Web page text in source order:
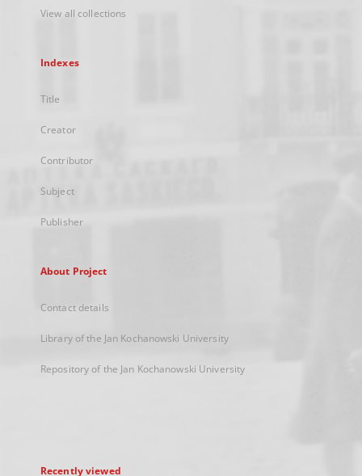
View all collections
Indexes
Title
Creator
Contributor
Subject
Publisher
About Project
Contact details
Library of the Jan Kochanowski University
Repository of the Jan Kochanowski University
Recently viewed